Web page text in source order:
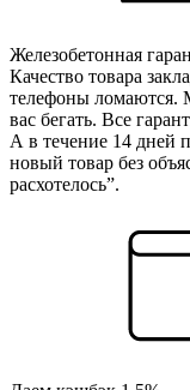
Железобетонная
Качество товара
телефоны ломаются.
вас бегать. Все
А в течение 14 дней
новый товар без
расхотелось”.